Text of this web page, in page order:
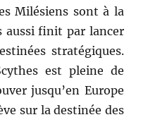
Milésiens sont à la
aussi finit par lancer
stratégiques.
est pleine de
jusqu’en Europe
sur la destinée des